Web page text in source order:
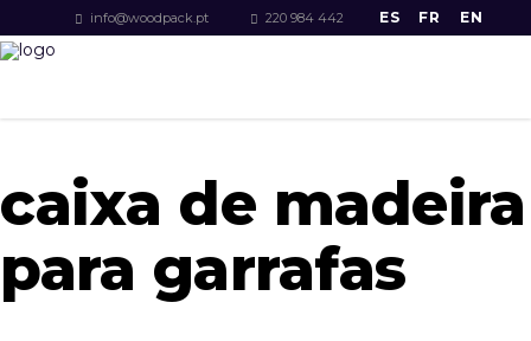
info@woodpack.pt 220 984 442 ES FR EN
caixa de madeira
para garrafas